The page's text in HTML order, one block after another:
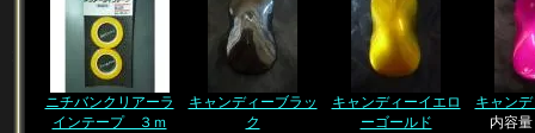
ニチバンクリアーラ
インテープ ３ｍ
キャンディーブラッ
ク
キャンディーイエロ
ーゴールド
キャン
内容